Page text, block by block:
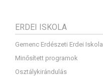
ERDEI ISKOLA
Gemenc Erdészeti Erdei Iskola
Minősített programok
Osztálykirándulás